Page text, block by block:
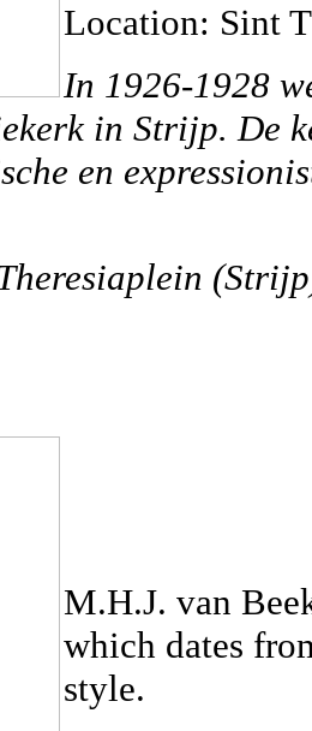
Location: Sint
In 1926-1928
in Strijp. De
en
M.H.J. van
which dates
style.